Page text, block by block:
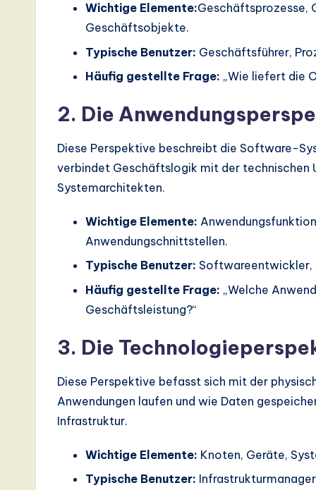
Wichtige Elemente:Geschäftsprozesse,
Geschäftsobjekte.
Typische Benutzer: Geschäftsführer,
Häufig gestellte Frage: „Wie liefert die
2. Die
Diese Perspektive beschreibt die Software-
verbindet Geschäftslogik mit der technischen
Systemarchitekten.
Wichtige Elemente:
Anwendungschnittstellen.
Typische Benutzer: Softwareentwickler,
Häufig gestellte Frage: „Welche
Geschäftsleistung?“
3. Die
Diese Perspektive befasst sich mit der
Anwendungen laufen und wie Daten
Infrastruktur.
Wichtige Elemente: Knoten, Geräte,
Typische Benutzer: